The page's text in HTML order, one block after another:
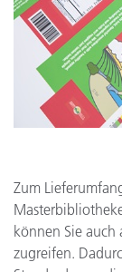
Zum
können Sie
zugreifen.